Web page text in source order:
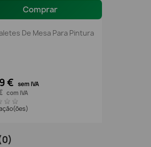
Comprar
De Mesa Para Pintura
€ sem IVA
com IVA